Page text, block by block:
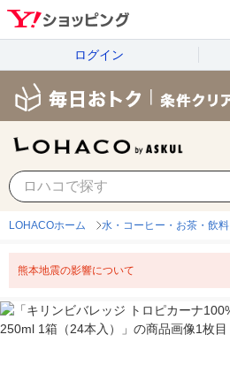
ログイン
LOHACOホーム 水・コーヒー・お茶・飲料
熊本地震の影響について